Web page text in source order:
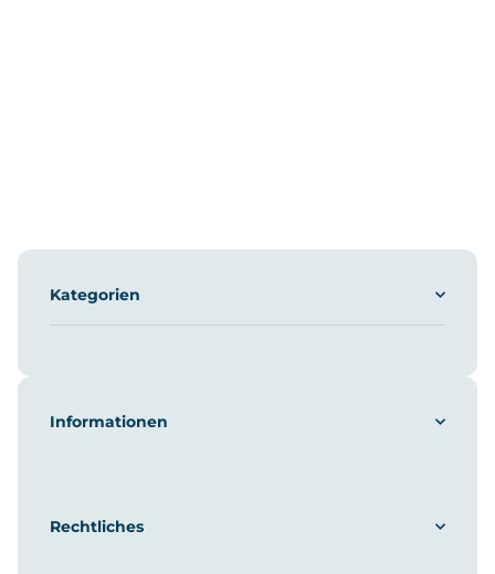
Kategorien
Informationen
Rechtliches